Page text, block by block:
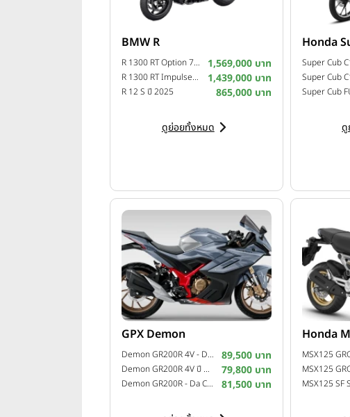
อ่านบทความที่เกี่ยวข้อง
Honda เปิดตัวไลน์อัปจักรยานยนต์คร
แรงสุดเร้าใจใน Motor Show 2025
ฮอนด้า FORZA 750 ที่สุดพรีเมียมสกู๊ตเ
จุดเด่นที่น่าสนใจของ Honda Forza 750
เหนือชั้นด้วยเครื่องยนต์ 2 สูบ ขนาด 745
ระบบเกียร์ DCT (Dual Clutch
อัตราเร่งดีเยี่ยม ตั้งแต่ 0-150 กม./ชม. ท
โหมดการขับขี่ มี 4 โหมด
Standard สำหรับใช้งานทั่วไป
Rain ปรับการทำงานของระบบช่วยเหลื
User เป็นโหมดที่ตั้งค่าระบบต่าง ๆ ได้เอ
Sport คันเร่งตอบสนองไว รอบเครื่องสูง
ประสบการณ์ขับขี่บนถนนจริง
BMW R
R 1300 RT Option 719 Camargue ปี 2025 1,569,000 บาท
R 1300 RT Impulse ปี 2025 1,439,000 บาท
R 12 S ปี 2025 865,000 บาท
ดูย่อยทั้งหมด
Honda
Super Cub
ดู
GPX Demon
Demon GR200R 4V - Da Corsa 2 ปี 2022 89,500 บาท
Demon GR200R 4V ปี 2021 79,800 บาท
Demon GR200R - Da Corsa ปี 2020 81,500 บาท
Honda